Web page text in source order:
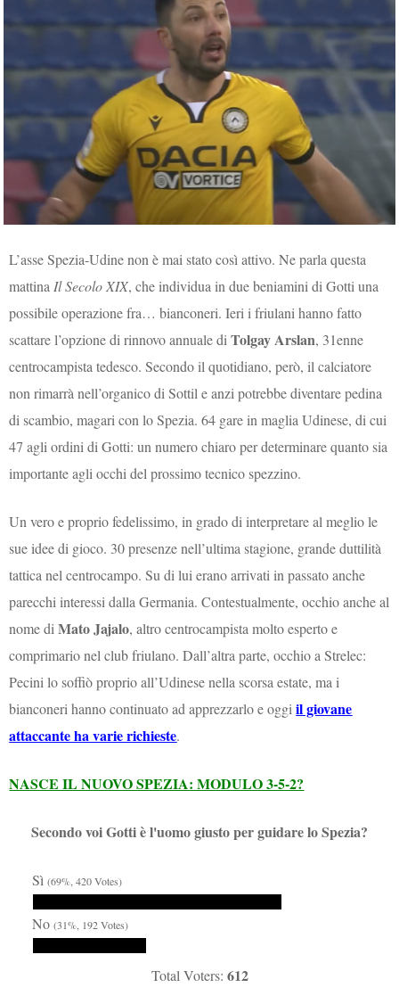
L’asse Spezia-Udine non è mai stato così attivo. Ne parla questa
mattina Il Secolo XIX, che individua in due beniamini di Gotti una
possibile operazione fra… bianconeri. Ieri i friulani hanno fatto
scattare l’opzione di rinnovo annuale diTolgay Arslan, 31enne
centrocampista tedesco. Secondo il quotidiano, però, il calciatore
non rimarrà nell’organico di Sottil e anzi potrebbe diventare pedina
di scambio, magari con lo Spezia. 64 gare in maglia Udinese, di cui
47 agli ordini di Gotti: un numero chiaro per determinare quanto sia
importante agli occhi del prossimo tecnico spezzino.
Un vero e proprio fedelissimo, in grado di interpretare al meglio le
sue idee di gioco. 30 presenze nell’ultima stagione, grande duttilità
tattica nel centrocampo. Su di lui erano arrivati in passato anche
parecchi interessi dalla Germania. Contestualmente, occhio anche al
nome diMato Jajalo, altro centrocampista molto esperto e
comprimario nel club friulano. Dall’altra parte, occhio a Strelec:
Pecini lo soffiò proprio all’Udinese nella scorsa estate, ma i
bianconeri hanno continuato ad apprezzarlo e oggiil giovane
attaccante ha varie richieste.
NASCE IL NUOVO SPEZIA: MODULO 3-5-2?
Secondo voi Gotti è l'uomo giusto per guidare lo Spezia?
Sì(69%, 420 Votes)
No(31%, 192 Votes)
Total Voters: 612